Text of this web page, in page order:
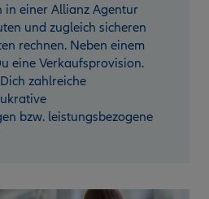
in einer Allianz Agentur
und zugleich sicheren
rechnen. Neben einem
eine Verkaufsprovision.
zahlreiche
bzw. leistungsbezogene